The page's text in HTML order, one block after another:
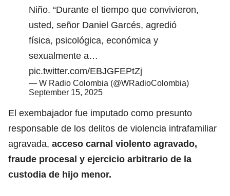
Niño. “Durante el tiempo que convivieron,
usted, señor Daniel Garcés, agredió
física, psicológica, económica y
sexualmente a…
pic.twitter.com/EBJGFEPtZj
— W Radio Colombia (@WRadioColombia)
September 15, 2025
El exembajador fue imputado como presunto
responsable de los delitos de violencia intrafamiliar
agravada, acceso carnal violento agravado,
fraude procesal y ejercicio arbitrario de la
custodia de hijo menor.